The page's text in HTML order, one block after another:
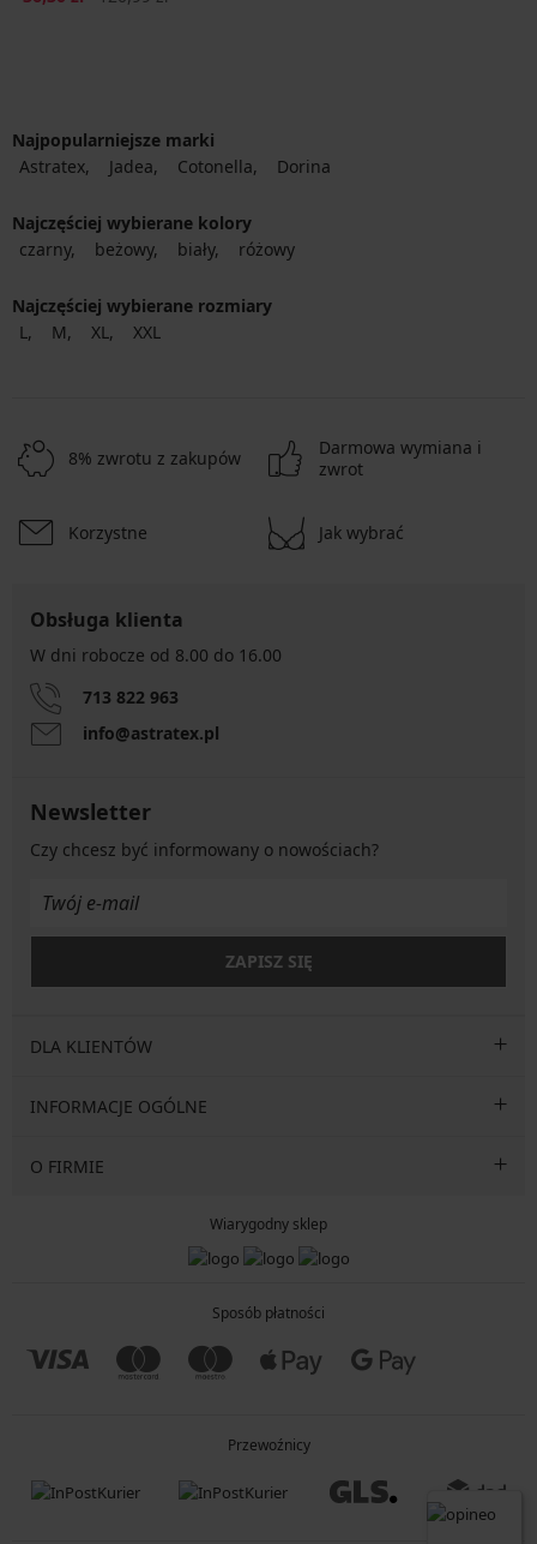
Najpopularniejsze marki
Astratex
Jadea Cotonella Dorina
Najczęściej wybierane kolory
czarny
beżowy biały różowy
Najczęściej wybierane rozmiary
L
M XL XXL
8% zwrotu z zakupów
Darmowa wymiana i
zwrot
Korzystne Jak wybrać
Obsługa klienta
W dni robocze od 8.00 do 16.00
713 822 963
info@astratex.pl
Newsletter
Czy chcesz być informowany o nowościach?
ZAPISZ SIĘ
DLA KLIENTÓW
INFORMACJE OGÓLNE
O FIRMIE
Wiarygodny sklep
Sposób płatności
Przewoźnicy